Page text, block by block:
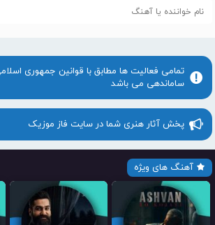
تمامی فعالیت ها مطابق با قوانین جمهوری
ساماندهی می باشد
پخش آثار هنری شما در سایت فاز موزیک
آهنگ های ویژه